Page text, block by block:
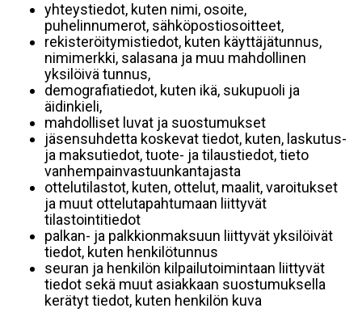
yhteystiedot, kuten nimi, osoite,
puhelinnumerot, sähköpostiosoitteet,
rekisteröitymistiedot, kuten käyttäjätunnus,
nimimerkki, salasana ja muu mahdollinen
yksilöivä tunnus,
demografiatiedot, kuten ikä, sukupuoli ja
äidinkieli,
mahdolliset luvat ja suostumukset
jäsensuhdetta koskevat tiedot, kuten, laskutus-
ja maksutiedot, tuote- ja tilaustiedot, tieto
vanhempainvastuunkantajasta
ottelutilastot, kuten, ottelut, maalit, varoitukset
ja muut ottelutapahtumaan liittyvät
tilastointitiedot
palkan- ja palkkionmaksuun liittyvät yksilöivät
tiedot, kuten henkilötunnus
seuran ja henkilön kilpailutoimintaan liittyvät
tiedot sekä muut asiakkaan suostumuksella
kerätyt tiedot, kuten henkilön kuva